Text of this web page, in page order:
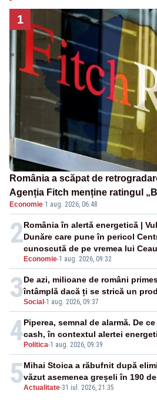
1
România a scăpat de
Agenția Fitch menține ratingul
negativă
Economie·1 aug. 2026, 06:48
2
Economie-1 aug. 2026, 09:32
România în alertă energetică |
Dunăre care pune în pericol
cunoscută de pe vremea lui
3Social -1 aug. 2026, 09:37
De azi, milioane de români
întâmplă dacă ți se strică un
4 Politica-1 aug. 2026, 09:39
Piperea, semnal de alarmă. De
cash, în contextul alertei
5Actualitate-31 iul. 2026, 21:35
Mihai Stoica a răbufnit după
văzut asemenea greșeli în 190